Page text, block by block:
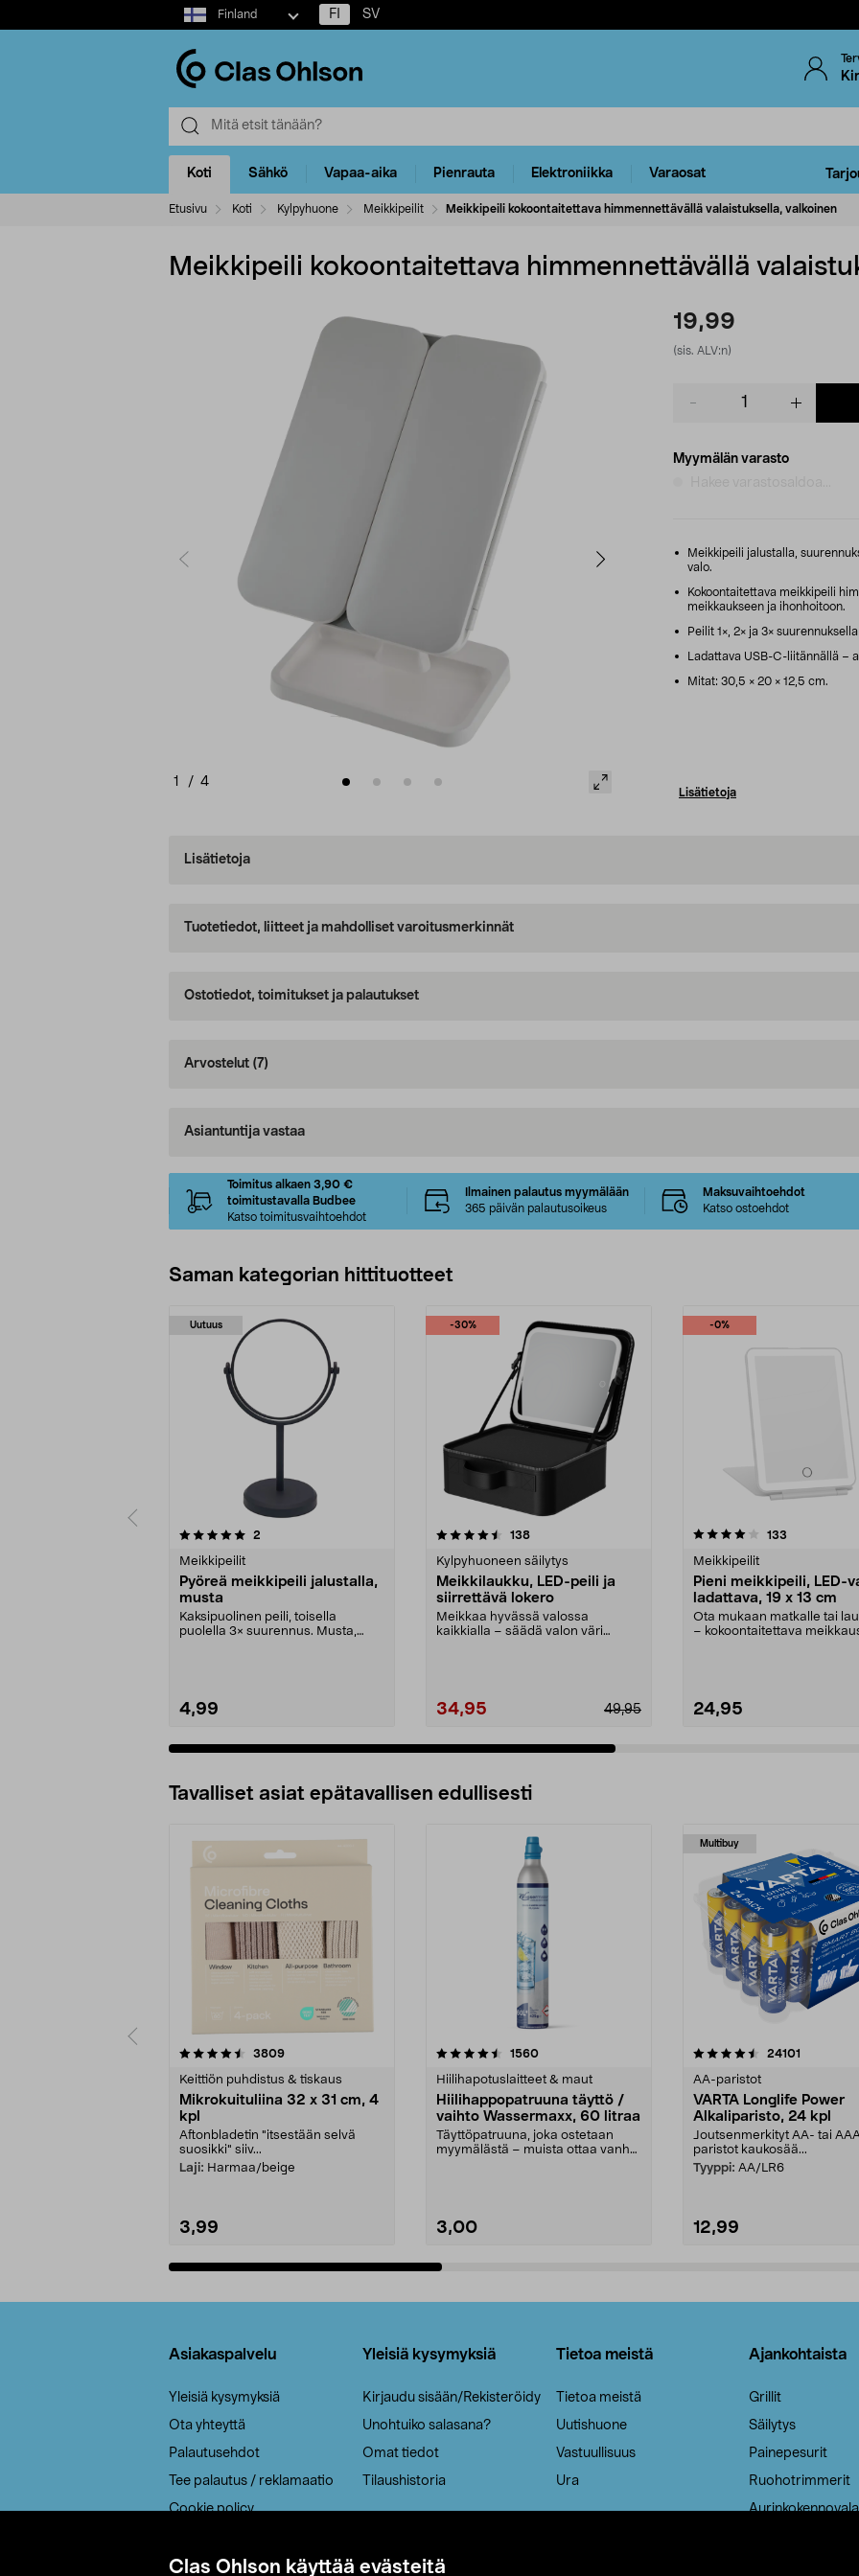
Clas Ohlson käyttää evästeitä
Select
market
Finland FI SV
Koti Sähkö Vapaa-aika Pienrauta Elektroniikka Varaosat
Etusivu Koti Kylpyhuone Meikkipeilit Meikkipeili kokoontaitettava himmennettävällä valaistuksella, valkoinen
Meikkipeili kokoontaitettava himmennettävällä
1 / 4
19,99
(sis. ALV:n)
Myymälän varasto
Meikkipeili jalustalla,
valo.
Kokoontaitettava meikkipeili
meikkaukseen ja ihonhoitoon.
Peilit 1×, 2× ja 3×
Ladattava USB-C-liitännällä –
Mitat: 30,5 × 20 × 12,5 cm.
Lisätietoja
Lisätietoja
Tuotetiedot, liitteet ja mahdolliset varoitusmerkinnät
Ostotiedot, toimitukset ja palautukset
Arvostelut (7)
Asiantuntija vastaa
Toimitus alkaen 3,90 €
toimitustavalla Budbee
Katso toimitusvaihtoehdot
Ilmainen palautus myymälään
365 päivän palautusoikeus
Maksuvaihtoehdot
Katso ostoehdot
Saman kategorian hittituotteet
Uutuus
2
Meikkipeilit
Pyöreä meikkipeili jalustalla,
musta
Kaksipuolinen peili, toisella
puolella 3× suurennus. Musta,
4,99
-30%
4.5 viidestä
138arvostelut
Kylpyhuoneen säilytys
Meikkilaukku, LED-peili ja
siirrettävä lokero
Meikkaa hyvässä valossa
kaikkialla – säädä valon väri
34,95 49,95
-0%
4.0 viidestä
133
Meikkipeilit
Pieni meikkipeili, LED-
ladattava, 19 x 13 cm
Ota mukaan matkalle tai
– kokoontaitettava
24,95
4.5 viidestä
Tavalliset asiat epätavallisen edullisesti
3809arvostelut
Keittiön puhdistus & tiskaus
Mikrokuituliina 32 x 31 cm, 4
kpl
Aftonbladetin "itsestään selvä
suosikki" siiv...
Laji: Harmaa/beige
3,99
4.5viidestä
1560arvostelut
Hiilihapotuslaitteet & maut
Hiilihappopatruuna täyttö /
vaihto Wassermaxx, 60 litraa
Täyttöpatruuna, joka ostetaan
myymälästä – muista ottaa vanha
3,00
Multibuy
4.5viidestä
24101
AA-paristot
VARTA Longlife Power
Alkaliparisto, 24 kpl
Joutsenmerkityt AA- tai
paristot kaukosää...
Tyyppi: AA/LR6
12,99
4.5viidestä
Asiakaspalvelu
Yleisiä kysymyksiä
Ota yhteyttä
Palautusehdot
Tee palautus / reklamaatio
Cookie policy
Saavutettavuus
Yleisiä kysymyksiä
Kirjaudu sisään/Rekisteröidy
Unohtuiko salasana?
Omat tiedot
Tilaushistoria
Tietoa meistä
Tietoa meistä
Uutishuone
Vastuullisuus
Ura
Ajankohtaista
Grillit
Säilytys
Painepesurit
Ruohotrimmerit